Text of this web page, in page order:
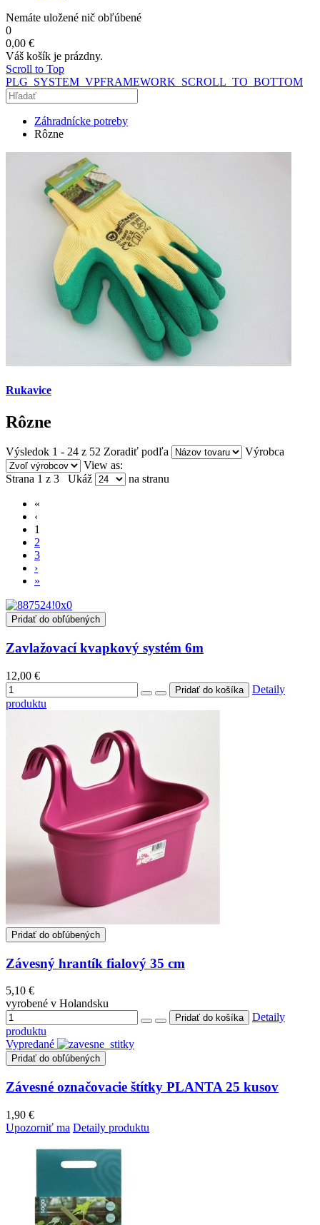
Nemáte uložené nič obľúbené
0
0,00 €
Váš košík je prázdny.
Scroll to Top
PLG_SYSTEM_VPFRAMEWORK_SCROLL_TO_BOTTOM
Záhradnícke potreby
Rôzne
Rukavice
Rôzne
Výsledok 1 - 24 z 52 Zoradiť podľa
Výrobca
View as:
Strana 1 z 3
Ukáž na stranu
«
‹
1
2
3
›
»
Pridať do obľúbených
Zavlažovací kvapkový systém 6m
12,00 €
Detaily
produktu
Pridať do obľúbených
Závesný hrantík fialový 35 cm
5,10 €
vyrobené v Holandsku
Detaily
produktu
Vypredané
Pridať do obľúbených
Závesné označovacie štítky PLANTA 25 kusov
1,90 €
Upozorniť ma Detaily produktu